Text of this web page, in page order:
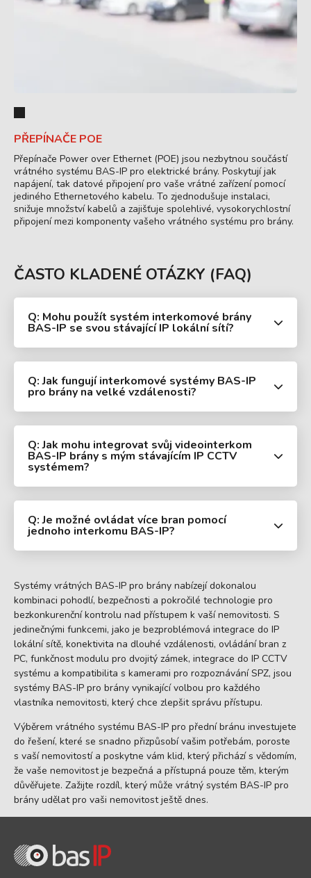
PŘEPÍNAČE POE
Přepínače Power over Ethernet (POE) jsou nezbytnou součástí
vrátného systému BAS-IP pro elektrické brány. Poskytují jak
napájení, tak datové připojení pro vaše vrátné zařízení pomocí
jediného Ethernetového kabelu. To zjednodušuje instalaci,
snižuje množství kabelů a zajišťuje spolehlivé, vysokorychlostní
připojení mezi komponenty vašeho vrátného systému pro brány.
ČASTO KLADENÉ OTÁZKY (FAQ)
Q: Mohu použít systém interkomové brány
BAS-IP se svou stávající IP lokální sítí?
Q: Jak fungují interkomové systémy BAS-IP
pro brány na velké vzdálenosti?
Q: Jak mohu integrovat svůj videointerkom
BAS-IP brány s mým stávajícím IP CCTV
systémem?
Q: Je možné ovládat více bran pomocí
jednoho interkomu BAS-IP?
Systémy vrátných BAS-IP pro brány nabízejí dokonalou
kombinaci pohodlí, bezpečnosti a pokročilé technologie pro
bezkonkurenční kontrolu nad přístupem k vaší nemovitosti. S
jedinečnými funkcemi, jako je bezproblémová integrace do IP
lokální sítě, konektivita na dlouhé vzdálenosti, ovládání bran z
PC, funkčnost modulu pro dvojitý zámek, integrace do IP CCTV
systému a kompatibilita s kamerami pro rozpoznávání SPZ, jsou
systémy BAS-IP pro brány vynikající volbou pro každého
vlastníka nemovitosti, který chce zlepšit správu přístupu.
Výběrem vrátného systému BAS-IP pro přední bránu investujete
do řešení, které se snadno přizpůsobí vašim potřebám, poroste
s vaší nemovitostí a poskytne vám klid, který přichází s vědomím,
že vaše nemovitost je bezpečná a přístupná pouze těm, kterým
důvěřujete. Zažijte rozdíl, který může vrátný systém BAS-IP pro
brány udělat pro vaši nemovitost ještě dnes.